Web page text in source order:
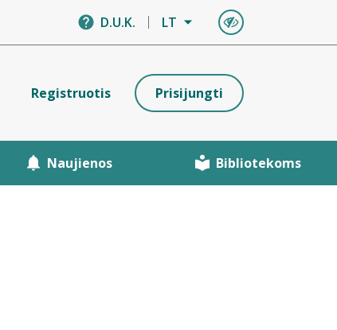
D.U.K. LT
Registruotis Prisijungti
Naujienos Bibliotekoms